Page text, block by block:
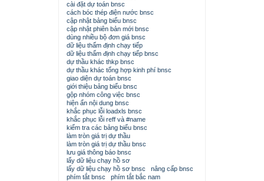
cài đặt dự toán bnsc
cách bóc thép điện nước bnsc
cập nhật bảng biểu bnsc
cập nhật phiên bản mới bnsc
dùng nhiều bộ đơn giá bnsc
dữ liệu thẩm định chạy tiếp
dữ liệu thẩm định chạy tiếp bnsc
dự thầu khác thkp bnsc
dự thầu khác tổng hợp kinh phí bnsc
giao diện dự toán bnsc
giới thiệu bảng biểu bnsc
gộp nhóm công việc bnsc
hiện ẩn nội dung bnsc
khắc phục lỗi loadxls bnsc
khắc phục lỗi reff và #name
kiểm tra các bảng biểu bnsc
làm tròn giá trị dự thầu
làm tròn giá trị dự thầu bnsc
lưu giá thông báo bnsc
lấy dữ liệu chạy hồ sơ
lấy dữ liệu chạy hồ sơ bnsc
nâng cấp bnsc
phím tắt bnsc
phím tắt bắc nam